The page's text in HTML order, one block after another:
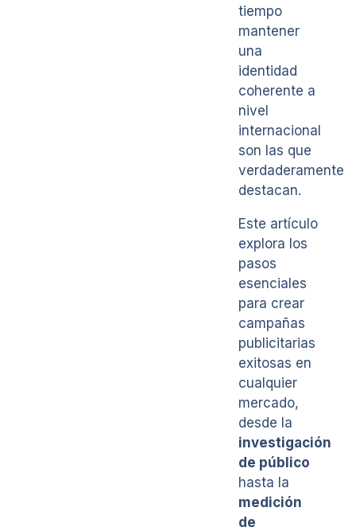
tiempo
mantener
una
identidad
coherente a
nivel
internacional
son las que
verdaderamente
destacan.
Este artículo
explora los
pasos
esenciales
para crear
campañas
publicitarias
exitosas en
cualquier
mercado,
desde la
investigación
de público
hasta la
medición
de